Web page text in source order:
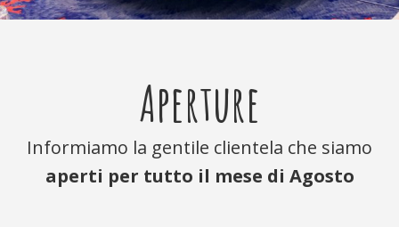
Aperture
Informiamo la gentile clientela che siamo
aperti per tutto il mese di Agosto